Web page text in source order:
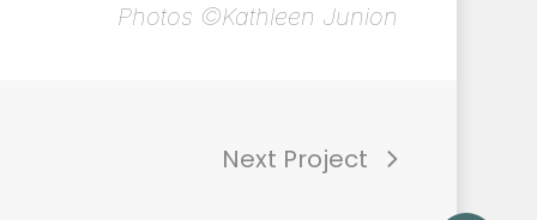
Photos ©Kathleen Junion
Next Project